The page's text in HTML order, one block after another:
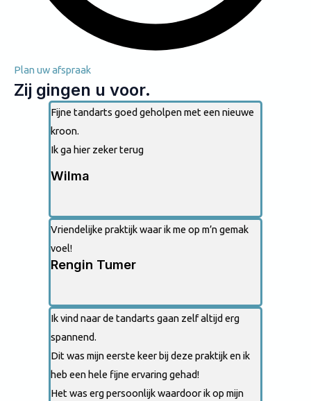
Plan uw afspraak
Zij gingen u voor.
Fijne tandarts goed geholpen met een nieuwe
kroon.
Ik ga hier zeker terug
Wilma
Vriendelijke praktijk waar ik me op m’n gemak
voel!
Rengin Tumer
Ik vind naar de tandarts gaan zelf altijd erg
spannend.
Dit was mijn eerste keer bij deze praktijk en ik
heb een hele fijne ervaring gehad!
Het was erg persoonlijk waardoor ik op mijn